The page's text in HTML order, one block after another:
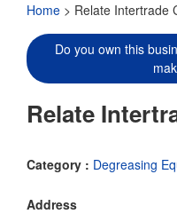
Home > Relate Intertrade
Do you own this
Relate
Category : Degreasing
Address